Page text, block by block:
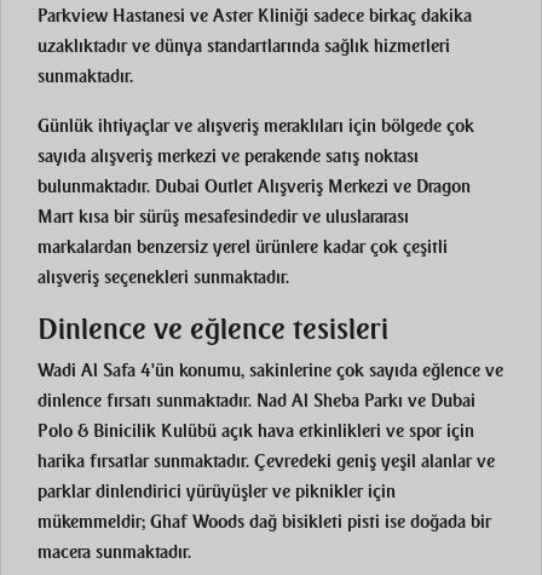
Parkview Hastanesi ve Aster Kliniği sadece birkaç dakika
uzaklıktadır ve dünya standartlarında sağlık hizmetleri
sunmaktadır.
Günlük ihtiyaçlar ve alışveriş meraklıları için bölgede çok
sayıda alışveriş merkezi ve perakende satış noktası
bulunmaktadır. Dubai Outlet Alışveriş Merkezi ve Dragon
Mart kısa bir sürüş mesafesindedir ve uluslararası
markalardan benzersiz yerel ürünlere kadar çok çeşitli
alışveriş seçenekleri sunmaktadır.
Dinlence ve eğlence tesisleri
Wadi Al Safa 4'ün konumu, sakinlerine çok sayıda eğlence ve
dinlence fırsatı sunmaktadır. Nad Al Sheba Parkı ve Dubai
Polo & Binicilik Kulübü açık hava etkinlikleri ve spor için
harika fırsatlar sunmaktadır. Çevredeki geniş yeşil alanlar ve
parklar dinlendirici yürüyüşler ve piknikler için
mükemmeldir; Ghaf Woods dağ bisikleti pisti ise doğada bir
macera sunmaktadır.